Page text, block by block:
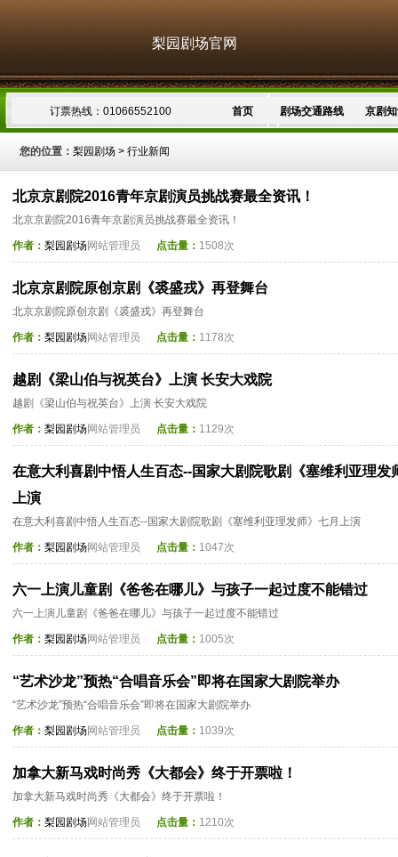
梨园剧场官网
订票热线：01066552100 首页 剧场交通路线 京剧
您的位置： 梨园剧场 > 行业新闻
北京京剧院2016青年京剧演员挑战赛最全资讯！
北京京剧院2016青年京剧演员挑战赛最全资讯！
作者： 梨园剧场网站管理员 点击量： 1508次
北京京剧院原创京剧《裘盛戎》再登舞台
北京京剧院原创京剧《裘盛戎》再登舞台
作者： 梨园剧场网站管理员 点击量： 1178次
越剧《梁山伯与祝英台》上演 长安大戏院
越剧《梁山伯与祝英台》上演 长安大戏院
作者： 梨园剧场网站管理员 点击量： 1129次
在意大利喜剧中悟人生百态--国家大剧院歌剧《塞维利亚理发
上演
在意大利喜剧中悟人生百态--国家大剧院歌剧《塞维利亚理发师》七月上演
作者： 梨园剧场网站管理员 点击量： 1047次
六一上演儿童剧《爸爸在哪儿》与孩子一起过度不能错过
六一上演儿童剧《爸爸在哪儿》与孩子一起过度不能错过
作者： 梨园剧场网站管理员 点击量： 1005次
“艺术沙龙”预热“合唱音乐会”即将在国家大剧院举办
“艺术沙龙”预热“合唱音乐会”即将在国家大剧院举办
作者： 梨园剧场网站管理员 点击量： 1039次
加拿大新马戏时尚秀《大都会》终于开票啦！
加拿大新马戏时尚秀《大都会》终于开票啦！
作者： 梨园剧场网站管理员 点击量： 1210次